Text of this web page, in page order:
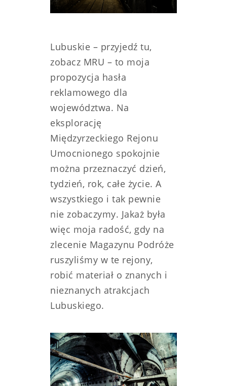
Lubuskie – przyjedź tu,
zobacz MRU – to moja
propozycja hasła
reklamowego dla
województwa. Na
eksplorację
Międzyrzeckiego Rejonu
Umocnionego spokojnie
można przeznaczyć dzień,
tydzień, rok, całe życie. A
wszystkiego i tak pewnie
nie zobaczymy. Jakaż była
więc moja radość, gdy na
zlecenie Magazynu Podróże
ruszyliśmy w te rejony,
robić materiał o znanych i
nieznanych atrakcjach
Lubuskiego.